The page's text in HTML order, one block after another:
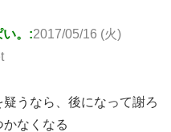
い。:2017/05/16 (火)
うなら、後になって謝ろ
なくなる